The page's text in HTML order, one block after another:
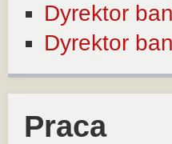
Dyrektor
Dyrektor
Praca